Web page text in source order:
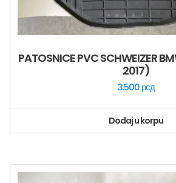
PATOSNICE PVC SCHWEIZER
2017)
3.500 рсд
Dodaj u korpu